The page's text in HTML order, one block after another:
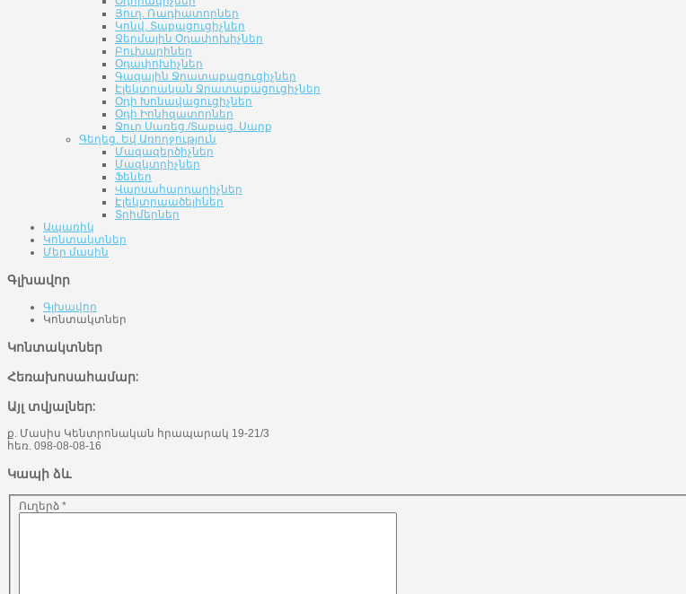
Յուղ. Ռադիատորներ
Կոնվ. Տաքացուցիչներ
Ջերմային Օդափոխիչներ
Բուխարիներ
Օդափոխիչներ
Գազային Ջրատաքացուցիչներ
Էլեկտրական Ջրատաքացուցիչներ
Օդի Խոնավացուցիչներ
Օդի Իոնիզատորներ
Ջուր Սառեց./Տաքաց. Սարք
Գեղեց. Եվ Առողջություն
Մազազերծիչներ
Մազկտրիչներ
Ֆեներ
Վարսահարդարիչներ
Էլեկտրաածելիներ
Տրիմերներ
Ապառիկ
Կոնտակտներ
Մեր մասին
Գլխավոր
Գլխավոր
Կոնտակտներ
Կոնտակտներ
Հեռախոսահամար:
Այլ տվյալներ:
ք. Մասիս Կենտրոնական հրապարակ 19-21/3
հեռ. 098-08-08-16
Կապի ձև
Ուղերձ *